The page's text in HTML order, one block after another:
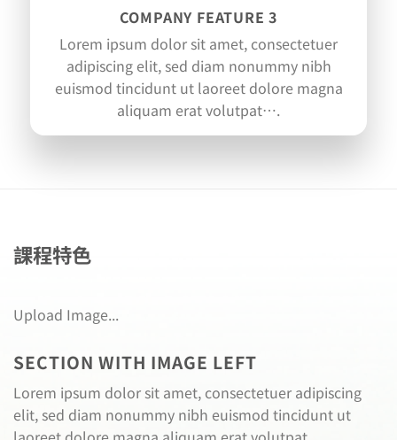
COMPANY FEATURE 3
Lorem ipsum dolor sit amet, consectetuer
adipiscing elit, sed diam nonummy nibh
euismod tincidunt ut laoreet dolore magna
aliquam erat volutpat….
課程特色
Upload Image...
SECTION WITH IMAGE LEFT
Lorem ipsum dolor sit amet, consectetuer adipiscing
elit, sed diam nonummy nibh euismod tincidunt ut